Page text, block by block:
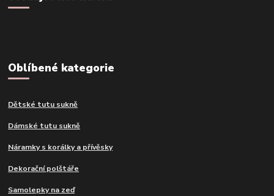
Oblíbené kategorie
Dětské tutu sukně
Dámské tutu sukně
Náramky s korálky a přívěsky
Dekorační polštáře
Samolepky na zeď